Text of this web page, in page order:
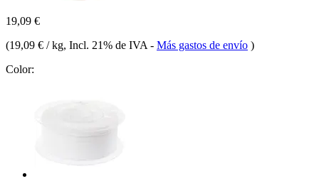
19,09 €
(19,09 € / kg, Incl. 21% de IVA - Más gastos de envío )
Color: